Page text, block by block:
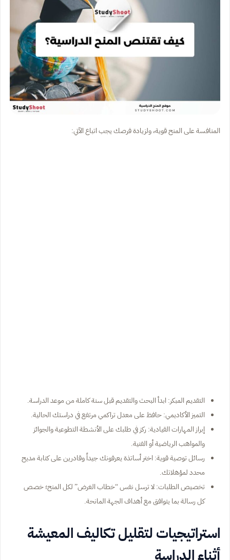
المنافسة على المنح قوية، ولزيادة فرصك يجب اتباع الآتي:
التقديم المبكر: ابدأ البحث والتقديم قبل سنة كاملة من موعد الدراسة.
التميز الأكاديمي: حافظ على معدل تراكمي مرتفع في دراستك الحالية.
إبراز المهارات القيادية: ركز في طلبك على الأنشطة التطوعية والجوائز
والمواهب الرياضية أو الفنية.
رسائل توصية قوية: اختر أساتذة يعرفونك جيداً وقادرين على كتابة مديح
محدد لمؤهلاتك.
تخصيص الطلبات: لا ترسل نفس “خطاب الغرض” لكل المنح؛ خصص
كل رسالة بما يتوافق مع أهداف الجهة المانحة.
استراتيجيات لتقليل تكاليف المعيشة
أثناء الدراسة